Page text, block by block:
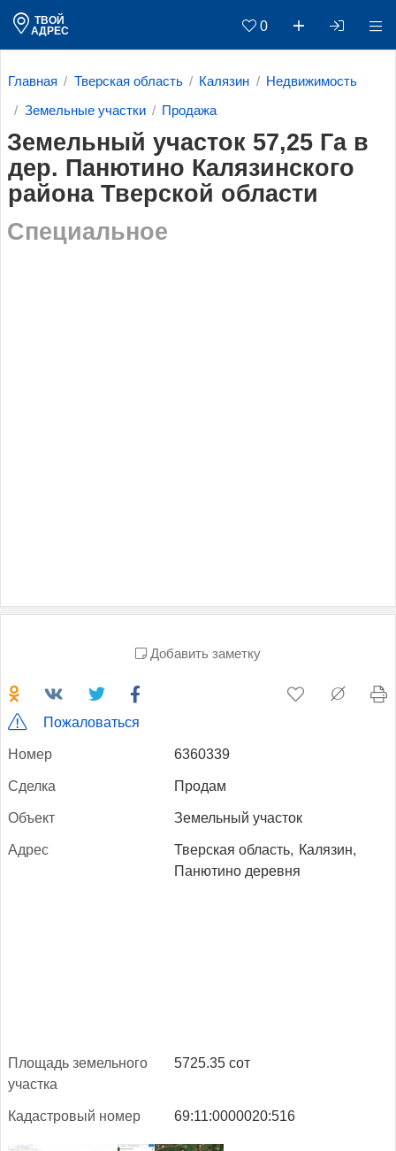
ТВОЙ
АДРЕС
0
Главная Тверская область Калязин Недвижимость
Земельные участки Продажа
Земельный участок 57,25 Га в
дер. Панютино Калязинского
района Тверской области
Специальное
Добавить заметку
Пожаловаться
Но­мер 6360339
Сдел­ка Продам
Объ­ект Земельный участок
Ад­рес Тверская область, Калязин,
Панютино деревня
Пло­щадь зе­мель­но­го
учас­тка
5725.35 сот
Ка­дас­тро­вый но­мер 69:11:0000020:516